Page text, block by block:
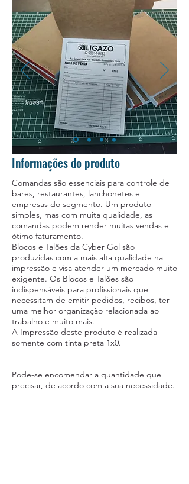
Informações do produto
Comandas são essenciais para controle de
bares, restaurantes, lanchonetes e
empresas do segmento. Um produto
simples, mas com muita qualidade, as
comandas podem render muitas vendas e
ótimo faturamento.
Blocos e Talões da Cyber Gol são
produzidas com a mais alta qualidade na
impressão e visa atender um mercado muito
exigente. Os Blocos e Talões são
indispensáveis para profissionais que
necessitam de emitir pedidos, recibos, ter
uma melhor organização relacionada ao
trabalho e muito mais.
A Impressão deste produto é realizada
somente com tinta preta 1x0.
Pode-se encomendar a quantidade que
precisar, de acordo com a sua necessidade.